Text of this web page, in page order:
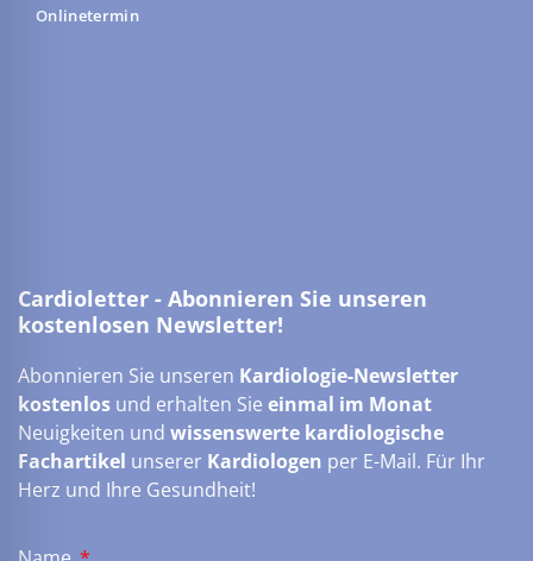
Onlinetermin
Cardioletter - Abonnieren Sie unseren
kostenlosen Newsletter!
Abonnieren Sie unseren Kardiologie-Newsletter
kostenlos und erhalten Sie einmal im Monat
Neuigkeiten und wissenswerte kardiologische
Fachartikel unserer Kardiologen per E-Mail. Für Ihr
Herz und Ihre Gesundheit!